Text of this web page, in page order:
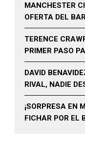
MANCHESTER
OFERTA DEL
TERENCE
PRIMER PASO
DAVID
RIVAL, NADIE
¡SORPRESA EN
FICHAR POR EL